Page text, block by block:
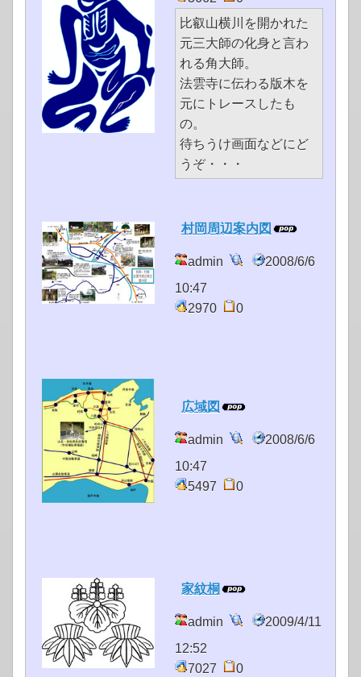
比叡山横川を開かれた
元三大師の化身と言わ
れる角大師。
法雲寺に伝わる版木を
元にトレースしたも
の。
待ちうけ画面などにど
うぞ・・・
村岡周辺案内図
admin
2008/6/6
10:47
2970
0
広域図
admin
2008/6/6
10:47
5497
0
家紋桐
admin
2009/4/11
12:52
7027
0